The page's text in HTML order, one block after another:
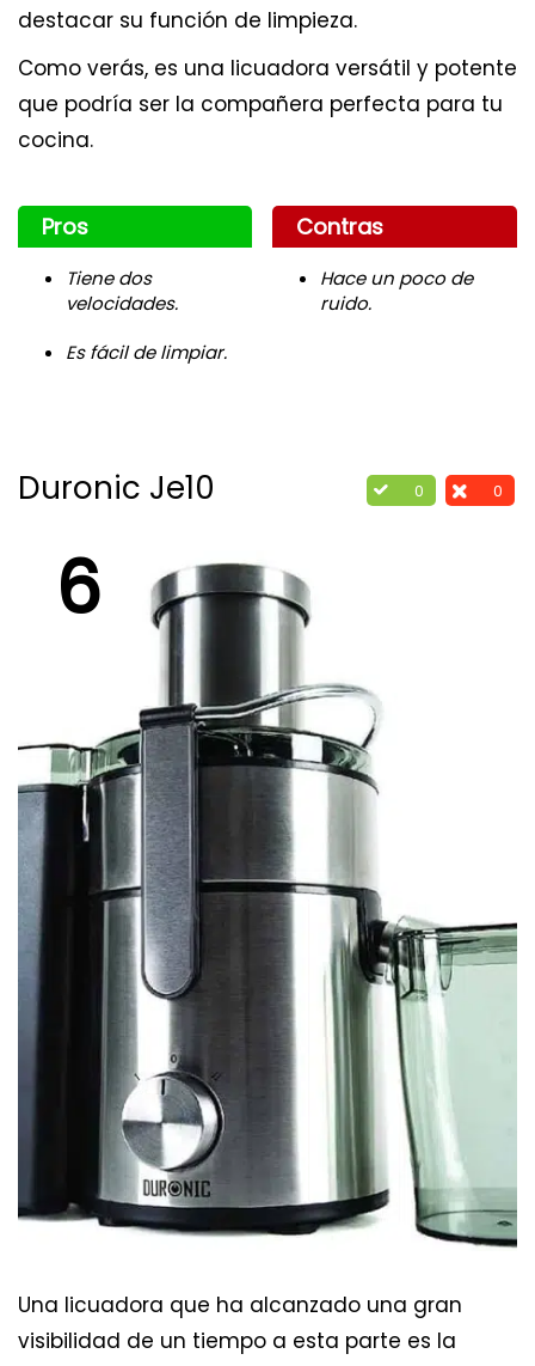
destacar su función de limpieza.
Como verás, es una licuadora versátil y potente
que podría ser la compañera perfecta para tu
cocina.
Pros
Tiene dos
velocidades.
Es fácil de limpiar.
Contras
Hace un poco de
ruido.
0 0
Duronic Je10
6
Una licuadora que ha alcanzado una gran
visibilidad de un tiempo a esta parte es la